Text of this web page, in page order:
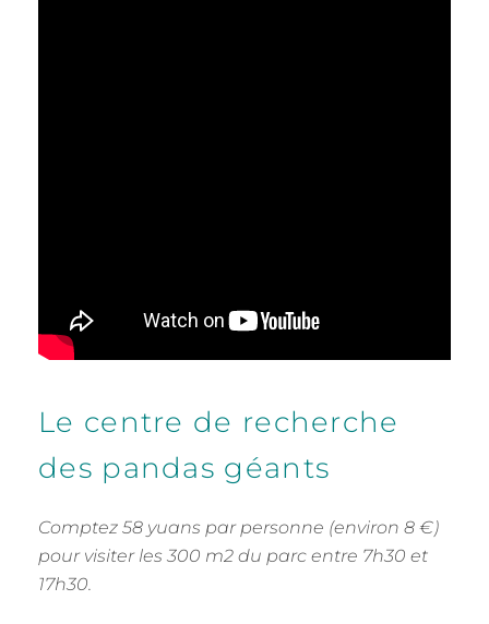
Le centre de recherche
des pandas géants
Comptez 58 yuans par personne (environ 8 €)
pour visiter les 300 m2 du parc entre 7h30 et
17h30.